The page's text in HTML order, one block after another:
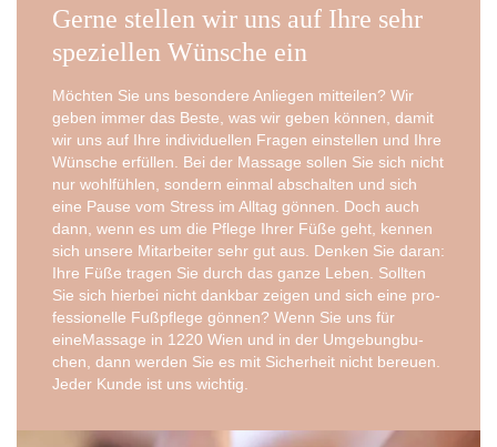
Gerne stellen wir uns auf Ihre sehr
speziellen Wünsche ein
Möch­ten Sie uns beson­de­re Anlie­gen mit­tei­len? Wir
geben immer das Bes­te, was wir geben kön­nen, damit
wir uns auf Ihre indi­vi­du­el­len Fra­gen ein­stel­len und Ihre
Wün­sche erfül­len. Bei der Mas­sa­ge sol­len Sie sich nicht
nur wohl­füh­len, son­dern ein­mal abschal­ten und sich
eine Pau­se vom Stress im All­tag gön­nen. Doch auch
dann, wenn es um die Pfle­ge Ihrer Füße geht, ken­nen
sich unse­re Mit­ar­bei­ter sehr gut aus. Den­ken Sie dar­an:
Ihre Füße tra­gen Sie durch das gan­ze Leben. Soll­ten
Sie sich hier­bei nicht dank­bar zei­gen und sich eine pro­
fes­sio­nel­le Fuß­pfle­ge gön­nen? Wenn Sie uns für
eineMas­sa­ge in 1220 Wien und in der Umge­bung­bu­
chen, dann wer­den Sie es mit Sicher­heit nicht bereu­en.
Jeder Kun­de ist uns wichtig.